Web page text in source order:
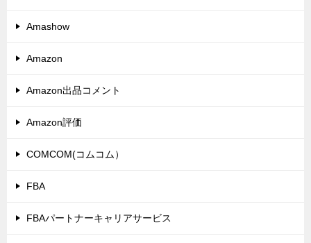
Amashow
Amazon
Amazon出品コメント
Amazon評価
COMCOM(コムコム）
FBA
FBAパートナーキャリアサービス